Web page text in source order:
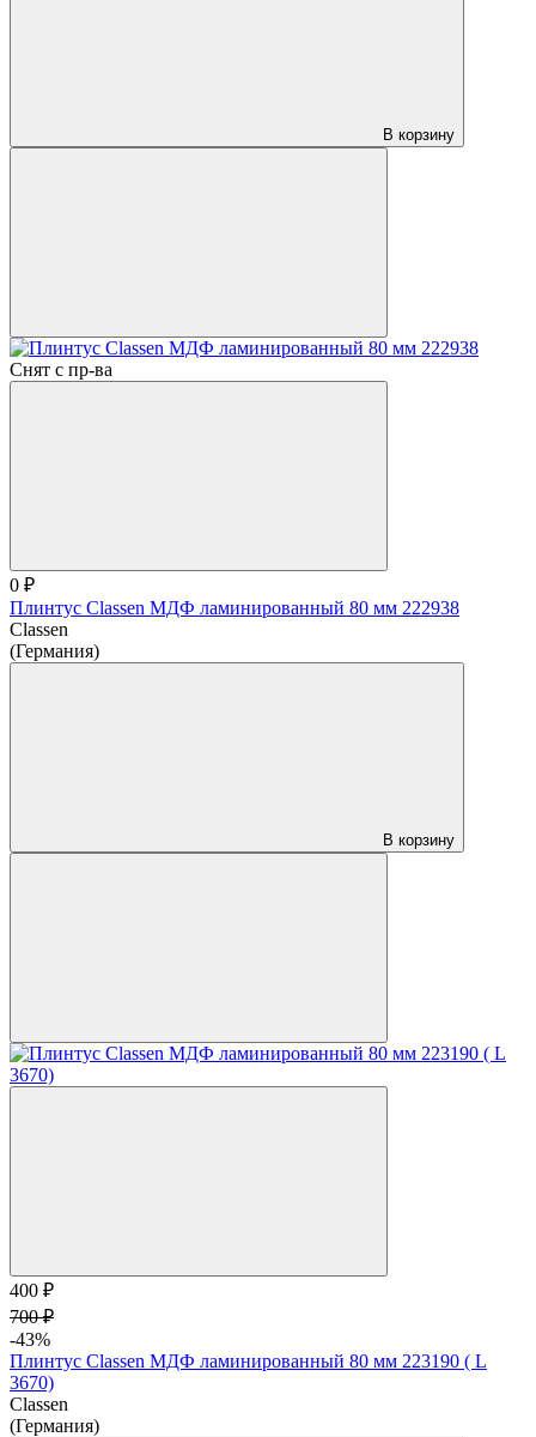
В корзину
Снят с пр-ва
0 ₽
Плинтус Classen МДФ ламинированный 80 мм 222938
Classen
(Германия)
В корзину
400 ₽
700 ₽
-43%
Плинтус Classen МДФ ламинированный 80 мм 223190 ( L
3670)
Classen
(Германия)